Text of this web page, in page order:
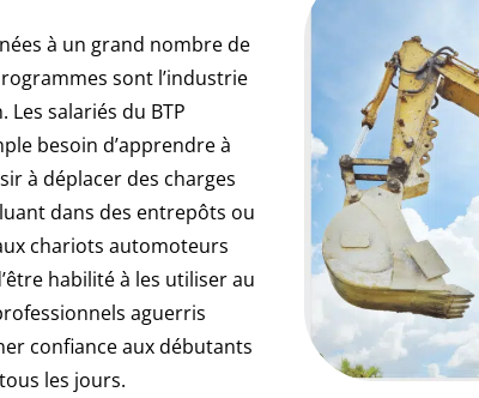
à un grand nombre de
sont l’industrie
Les salariés du BTP
besoin d’apprendre à
à déplacer des charges
dans des entrepôts ou
chariots automoteurs
habilité à les utiliser au
aguerris
confiance aux débutants
les jours.